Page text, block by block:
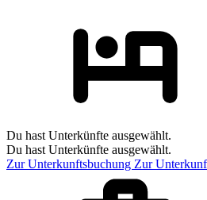
Du hast Unterkünfte ausgewählt.
Du hast Unterkünfte ausgewählt.
Zur Unterkunftsbuchung Zur